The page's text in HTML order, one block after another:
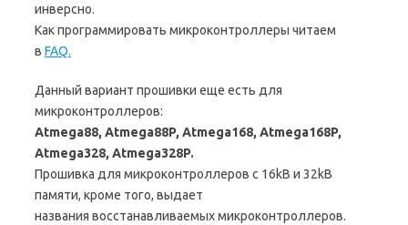
инверсно.
Как программировать микроконтроллеры читаем
в FAQ.
Данный вариант прошивки еще есть для
микроконтроллеров:
Atmega88, Atmega88P, Atmega168, Atmega168P,
Atmega328, Atmega328P.
Прошивка для микроконтроллеров с 16kB и 32kB
памяти, кроме того, выдает
названия восстанавливаемых микроконтроллеров.